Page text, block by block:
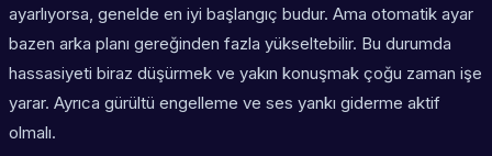
ayarlıyorsa, genelde en iyi başlangıç budur. Ama otomatik ayar
bazen arka planı gereğinden fazla yükseltebilir. Bu durumda
hassasiyeti biraz düşürmek ve yakın konuşmak çoğu zaman işe
yarar. Ayrıca gürültü engelleme ve ses yankı giderme aktif
olmalı.